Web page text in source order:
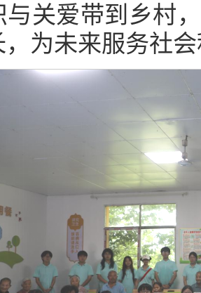
与关爱带到乡村
，为未来服务社